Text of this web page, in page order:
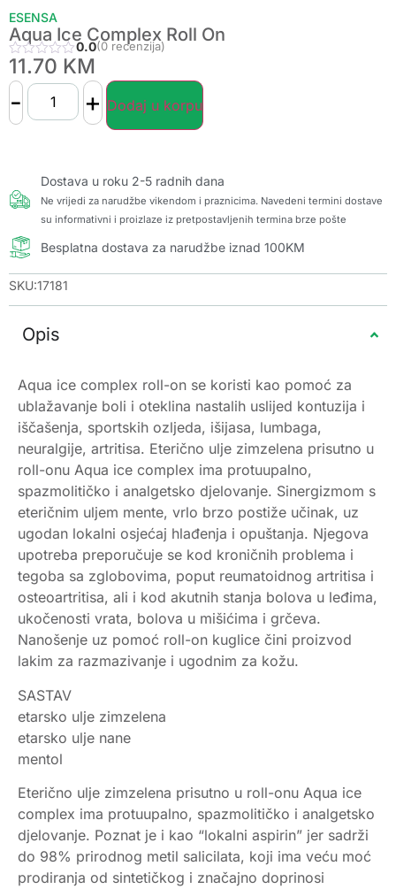
ESENSA
Aqua Ice Complex Roll On
0.0(0 recenzija)
11.70 KM
- + Dodaj u korpu
Dostava u roku 2-5 radnih dana
Ne vrijedi za narudžbe vikendom i praznicima. Navedeni termini dostave
su informativni i proizlaze iz pretpostavljenih termina brze pošte
Besplatna dostava za narudžbe iznad 100KM
SKU:17181
Opis
Aqua ice complex roll-on se koristi kao pomoć za
ublažavanje boli i oteklina nastalih uslijed kontuzija i
iščašenja, sportskih ozljeda, išijasa, lumbaga,
neuralgije, artritisa. Eterično ulje zimzelena prisutno u
roll-onu Aqua ice complex ima protuupalno,
spazmolitičko i analgetsko djelovanje. Sinergizmom s
eteričnim uljem mente, vrlo brzo postiže učinak, uz
ugodan lokalni osjećaj hlađenja i opuštanja. Njegova
upotreba preporučuje se kod kroničnih problema i
tegoba sa zglobovima, poput reumatoidnog artritisa i
osteoartritisa, ali i kod akutnih stanja bolova u leđima,
ukočenosti vrata, bolova u mišićima i grčeva.
Nanošenje uz pomoć roll-on kuglice čini proizvod
lakim za razmazivanje i ugodnim za kožu.
SASTAV
etarsko ulje zimzelena
etarsko ulje nane
mentol
Eterično ulje zimzelena prisutno u roll-onu Aqua ice
complex ima protuupalno, spazmolitičko i analgetsko
djelovanje. Poznat je i kao “lokalni aspirin” jer sadrži
do 98% prirodnog metil salicilata, koji ima veću moć
prodiranja od sintetičkog i značajno doprinosi